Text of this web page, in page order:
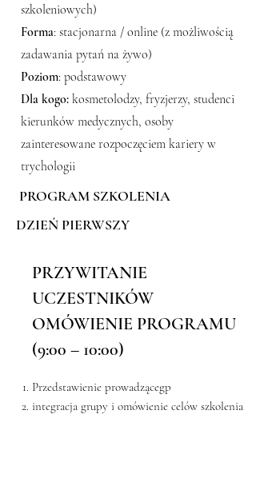
szkoleniowych)
Forma: stacjonarna / online (z możliwością
zadawania pytań na żywo)
Poziom: podstawowy
Dla kogo: kosmetolodzy, fryzjerzy, studenci
kierunków medycznych, osoby
zainteresowane rozpoczęciem kariery w
trychologii
PROGRAM SZKOLENIA
DZIEŃ PIERWSZY
PRZYWITANIE
UCZESTNIKÓW
OMÓWIENIE PROGRAMU
(9:00 – 10:00)
Przedstawienie prowadzącegp
integracja grupy i omówienie celów szkolenia